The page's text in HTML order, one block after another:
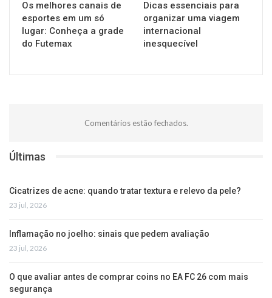
Os melhores canais de
esportes em um só
lugar: Conheça a grade
do Futemax
Dicas essenciais para
organizar uma viagem
internacional
inesquecível
Comentários estão fechados.
Últimas
Cicatrizes de acne: quando tratar textura e relevo da pele?
23 jul, 2026
Inflamação no joelho: sinais que pedem avaliação
23 jul, 2026
O que avaliar antes de comprar coins no EA FC 26 com mais
segurança